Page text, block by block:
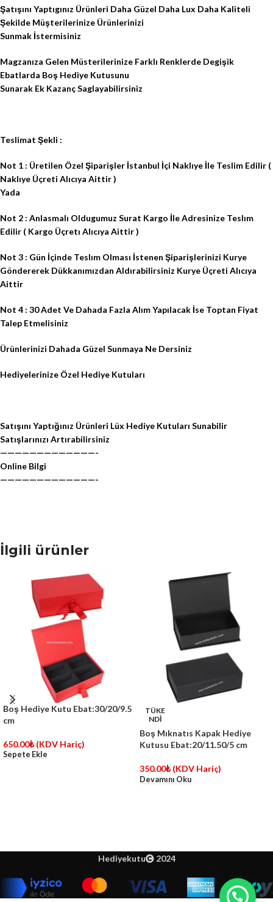
Şatışını Yaptıgınız Ürünleri Daha Güzel Daha Lux Daha Kaliteli
Şekilde Müşterilerinize Ürünlerinizi
Sunmak İstermisiniz
Magzanıza Gelen Müsterilerinize Farklı Renklerde Degişik
Ebatlarda Boş Hediye Kutusunu
Sunarak Ek Kazanç Saglayabilirsiniz
Teslimat Şekli :
Not 1 : Üretilen Özel Şiparişler İstanbul İçi Naklıye İle Teslim Edilir (
Naklıye Üçreti Alıcıya Aittir )
Yada
Not 2 : Anlasmalı Oldugumuz Surat Kargo İle Adresinize Teslım
Edilir ( Kargo Üçretı Alıcıya Aittir )
Not 3 : Gün İçinde Teslım Olması İstenen Şiparişlerinizi Kurye
Göndererek Dükkanımızdan Aldırabilirsiniz Kurye Üçreti Alıcıya
Aittir
Not 4 : 30 Adet Ve Dahada Fazla Alım Yapılacak İse Toptan Fiyat
Talep Etmelisiniz
Ürünlerinizi Dahada Güzel Sunmaya Ne Dersiniz
Hediyelerinize Özel Hediye Kutuları
Satışını Yaptığınız Ürünleri Lüx Hediye Kutuları Sunabilir
Satışlarınızı Artırabilirsiniz
—————————————-
Online Bilgi
—————————————-
İlgili ürünler
Boş Hediye Kutu Ebat:30/20/9.5
cm
650.00₺ (KDV Hariç)
Sepete Ekle
TÜKE
NDİ
Boş Mıknatıs Kapak Hediye
Kutusu Ebat:20/11.50/5 cm
350.00₺ (KDV Hariç)
Devamını Oku
Hediyekutu 2024